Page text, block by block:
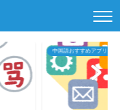
中国語おすすめアプリ・参